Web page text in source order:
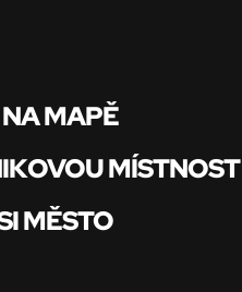
MAPĚ
MÍSTNOST
MĚSTO